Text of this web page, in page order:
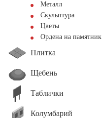
Металл
Скульптура
Цветы
Ордена на памятник
Плитка
Щебень
Таблички
Колумбарий